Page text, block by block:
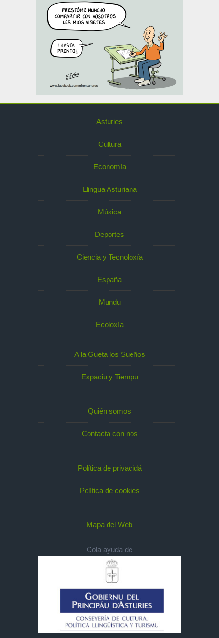
Asturies
Cultura
Economía
Llingua Asturiana
Música
Deportes
Ciencia y Tecnoloxía
España
Mundu
Ecoloxía
A la Gueta los Sueños
Espaciu y Tiempu
Quién somos
Contacta con nos
Política de privacidá
Política de cookies
Mapa del Web
Cola ayuda de